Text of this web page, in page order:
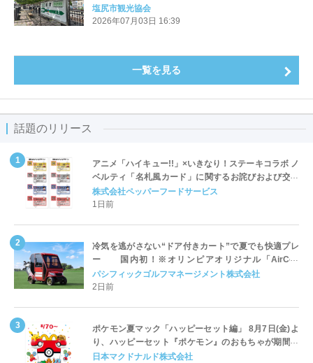
塩尻市観光協会
2026年07月03日 16:39
一覧を見る
話題のリリース
アニメ「ハイキュー!!」×いきなり！ステーキコラボ ノ
ベルティ「名札風カード」に関するお詫びおよび交換
対応についてのご案内
株式会社ペッパーフードサービス
1日前
冷気を逃がさない“ドア付きカート”で夏でも快適プレ
ー 国内初！※オリンピアオリジナル「AirCon
Cart（エアコンカート）」導入 | ＰＧＭ
パシフィックゴルフマネージメント株式会社
2日前
ポケモン夏マック「ハッピーセット編」 8月7日(金)よ
り、ハッピーセット『ポケモン』のおもちゃが期間限
定登場
日本マクドナルド株式会社